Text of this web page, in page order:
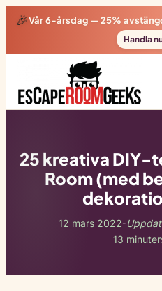
🎉Vår 6-årsdag —25%
Handla
25 kreativa DIY-
Room (med
12 mars 2022-
13